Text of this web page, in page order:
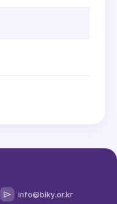
info@biky.or.kr